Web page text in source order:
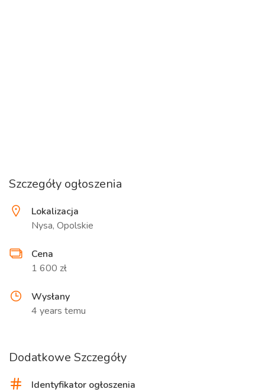
Szczegóły ogłoszenia
Lokalizacja
Nysa, Opolskie
Cena
1 600 zł
Wysłany
4 years temu
Dodatkowe Szczegóły
Identyfikator ogłoszenia